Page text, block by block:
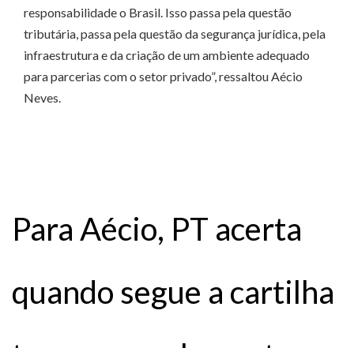
responsabilidade o Brasil. Isso passa pela questão
tributária, passa pela questão da segurança jurídica, pela
infraestrutura e da criação de um ambiente adequado
para parcerias com o setor privado”, ressaltou Aécio
Neves.
Para Aécio, PT acerta
quando segue a cartilha